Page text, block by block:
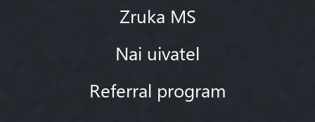
Zruka MS
Nai uivatel
Referral program